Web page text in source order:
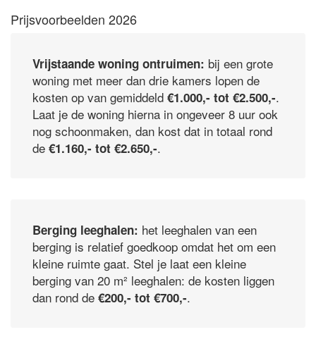
Prijsvoorbeelden 2026
Vrijstaande woning ontruimen: bij een grote
woning met meer dan drie kamers lopen de
kosten op van gemiddeld €1.000,- tot €2.500,-.
Laat je de woning hierna in ongeveer 8 uur ook
nog schoonmaken, dan kost dat in totaal rond
de €1.160,- tot €2.650,-.
Berging leeghalen: het leeghalen van een
berging is relatief goedkoop omdat het om een
kleine ruimte gaat. Stel je laat een kleine
berging van 20 m² leeghalen: de kosten liggen
dan rond de €200,- tot €700,-.